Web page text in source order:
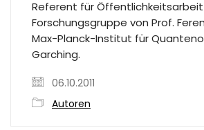
Referent für
Forschungsgruppe von Prof.
Max-Planck-Institut für
Garching.
06.10.2011
Autoren